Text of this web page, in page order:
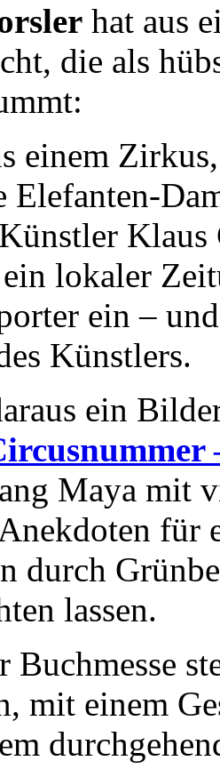
hat aus
die als
einem
Elefanten-
lokaler
ein –
Künstlers.
ein
Maya mit
für
durch
lassen.
Buchmesse
mit einem